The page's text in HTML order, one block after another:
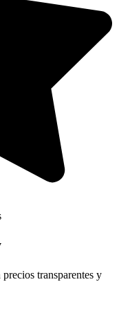
transparentes y